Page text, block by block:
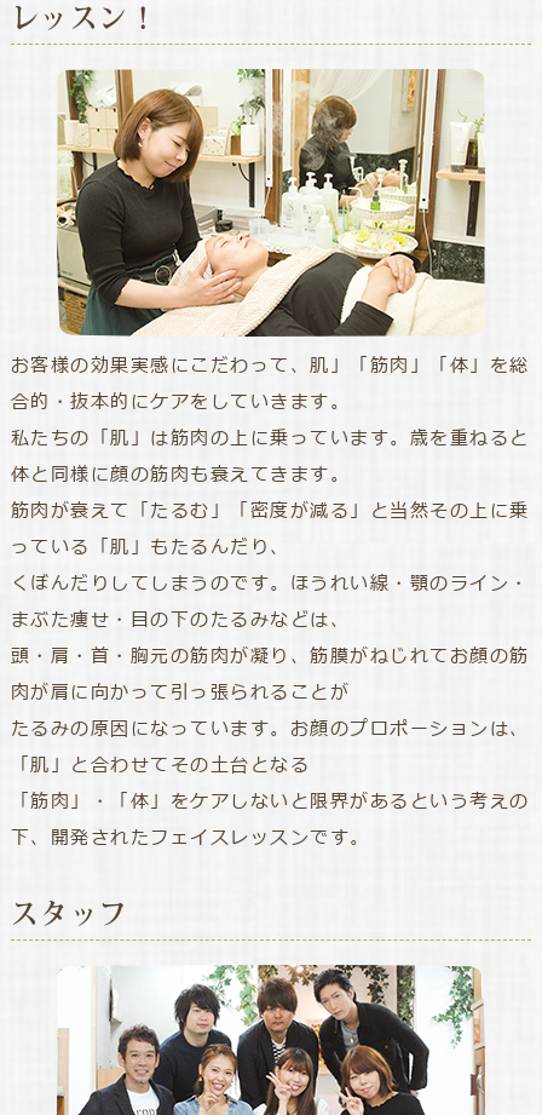
レッスン！
お客様の効果実感にこだわって、肌」「筋肉」「体」を総
合的・抜本的にケアをしていきます。
私たちの「肌」は筋肉の上に乗っています。歳を重ねると
体と同様に顔の筋肉も衰えてきます。
筋肉が衰えて「たるむ」「密度が減る」と当然その上に乗
っている「肌」もたるんだり、
くぼんだりしてしまうのです。ほうれい線・顎のライン・
まぶた痩せ・目の下のたるみなどは、
頭・肩・首・胸元の筋肉が凝り、筋膜がねじれてお顔の筋
肉が肩に向かって引っ張られることが
たるみの原因になっています。お顔のプロポーションは、
「肌」と合わせてその土台となる
「筋肉」・「体」をケアしないと限界があるという考えの
下、開発されたフェイスレッスンです。
スタッフ